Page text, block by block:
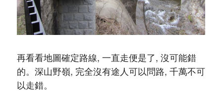
再看看地圖確定路線, 一直走便是了, 沒可能錯
的。深山野嶺, 完全沒有途人可以問路, 千萬不可
以走錯。